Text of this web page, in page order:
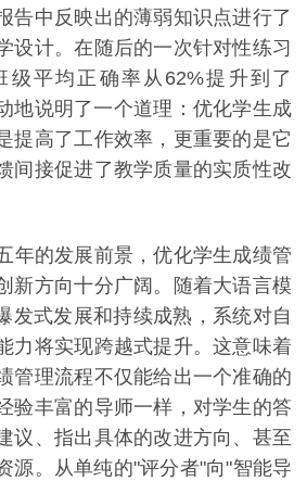
告中反映出的薄弱知识点进行了
设计。在随后的一次针对性练习
级平均正确率从62%提升到了
地说明了一个道理：优化学生成
提高了工作效率，更重要的是它
间接促进了教学质量的实质性改
的发展前景，优化学生成绩管
新方向十分广阔。随着大语言模
发式发展和持续成熟，系统对自
力将实现跨越式提升。这意味着
管理流程不仅能给出一个准确的
验丰富的导师一样，对学生的答
议、指出具体的改进方向、甚至
源。从单纯的"评分者"向"智能导